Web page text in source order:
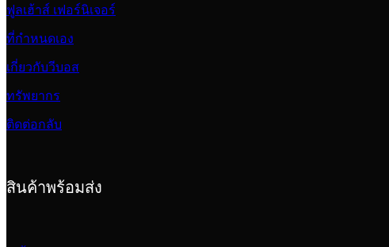
ฟูลเฮ้าส์ เฟอร์นิเจอร์
ที่กำหนดเอง
เกี่ยวกับวีบอส
ทรัพยากร
ติดต่อกลับ
สินค้าพร้อมส่ง